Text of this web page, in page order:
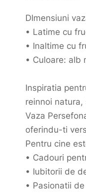
DImensiuni
• Latime cu
• Inaltime cu
• Culoare: alb
Inspiratia
reinnoi
Vaza
oferindu-ti
Pentru cine
• Cadouri
• Iubitorii de
• Pasionatii